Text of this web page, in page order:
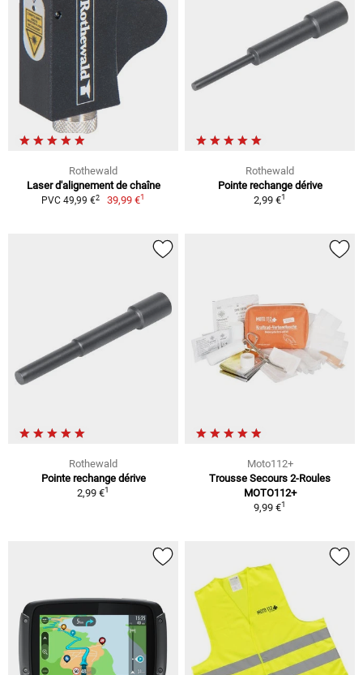
Rothewald
Laser d'alignement de chaîne
PVC 49,99 €2 39,99 €1
Rothewald
Pointe rechange dérive
2,99 €1
Rothewald
Pointe rechange dérive
2,99 €1
Moto112+
Trousse Secours 2-Roules
MOTO112+
9,99 €1